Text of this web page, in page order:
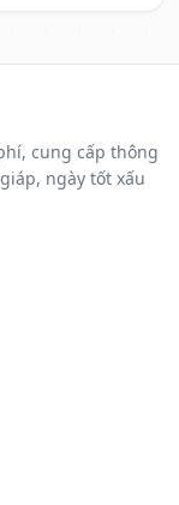
cung cấp thông
ngày tốt xấu